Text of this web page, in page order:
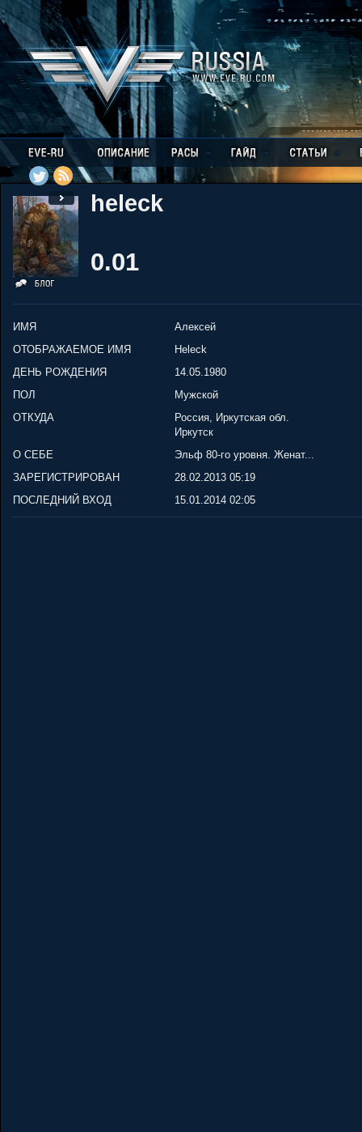
heleck
0.01
ИМЯ
Алексей
ОТОБРАЖАЕМОЕ ИМЯ
Heleck
ДЕНЬ РОЖДЕНИЯ
14.05.1980
ПОЛ
Мужской
ОТКУДА
Россия, Иркутская обл.
Иркутск
О СЕБЕ
Эльф 80-го уровня. Женат...
ЗАРЕГИСТРИРОВАН
28.02.2013 05:19
ПОСЛЕДНИЙ ВХОД
15.01.2014 02:05